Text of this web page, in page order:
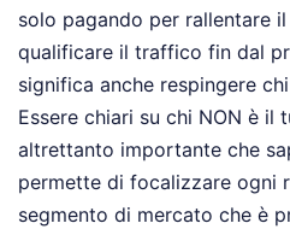
solo pagando per rallentare
qualificare il traffico fin dal
significa anche respingere
Essere chiari su chi NON è il
altrettanto importante che
permette di focalizzare ogni
segmento di mercato che è